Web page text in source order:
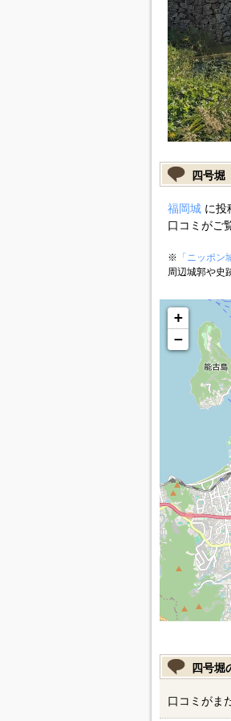
四号堀
福岡城に投
口コミがご
※ 「ニッポン
周辺城郭や史
+
−
四号堀
口コミがま